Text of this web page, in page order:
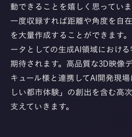
動できることを嬉しく思っていま
一度収録すれば距離や角度を自
を大量作成することができます
ータとしての生成AI領域におけ
期待されます。高品質な3D映像
キュール様と連携してAI開発現
しい都市体験」の創出を含む高
支えていきます。